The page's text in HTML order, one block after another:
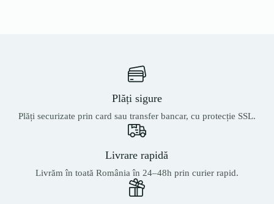
Plăți sigure
Plăți securizate prin card sau transfer bancar, cu protecție SSL.
Livrare rapidă
Livrăm în toată România în 24–48h prin curier rapid.